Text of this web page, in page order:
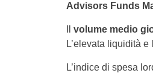
Advisors Funds
volume medio
L’elevata liquidità
L’indice di spesa